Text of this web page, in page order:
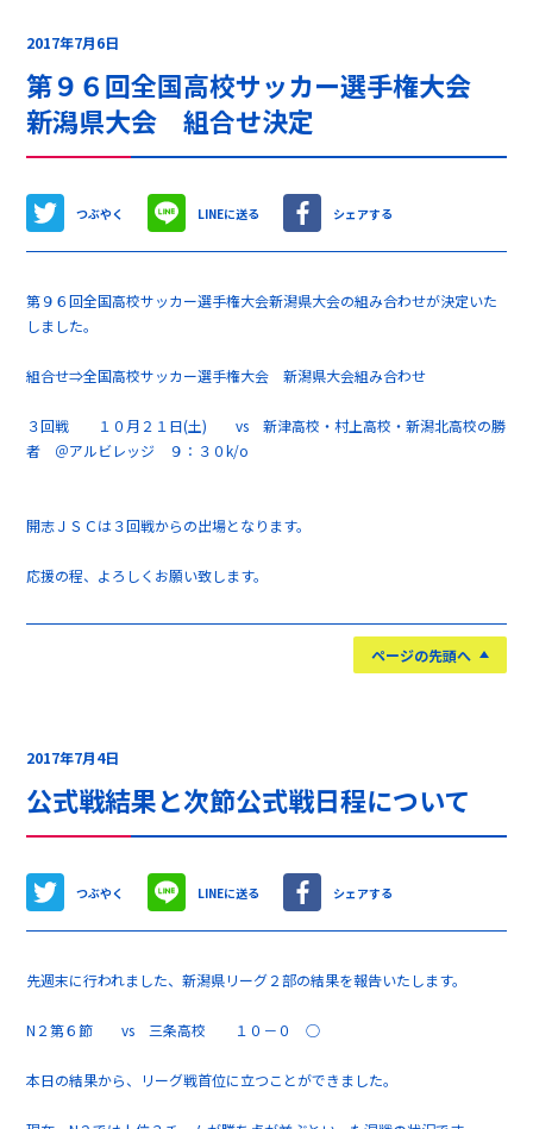
2017年7月6日
第９６回全国高校サッカー選手権大会
新潟県大会 組合せ決定
つぶやく LINEに送る シェアする
第９６回全国高校サッカー選手権大会新潟県大会の組み合わせが決定いた
しました。
組合せ⇒全国高校サッカー選手権大会 新潟県大会組み合わせ
３回戦 １０月２１日(土) vs 新津高校・村上高校・新潟北高校の勝
者 ＠アルビレッジ ９：３０k/o
開志ＪＳＣは３回戦からの出場となります。
応援の程、よろしくお願い致します。
ページの先頭へ
2017年7月4日
公式戦結果と次節公式戦日程について
つぶやく LINEに送る シェアする
先週末に行われました、新潟県リーグ２部の結果を報告いたします。
N２第６節 vs 三条高校 １０－０ ○
本日の結果から、リーグ戦首位に立つことができました。